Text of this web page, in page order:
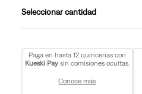
cantidad
Paga en hasta 12 quincenas con
Kueski Paysin comisiones ocultas.
Conoce más